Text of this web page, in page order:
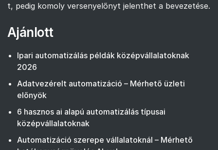
t, pedig komoly versenyelőnyt jelenthet a bevezetése.
Ajánlott
Ipari automatizálás példák középvállalatoknak
2026
Adatvezérelt automatizáció – Mérhető üzleti
előnyök
6 hasznos ai alapú automatizálás típusai
középvállalatoknak
Automatizáció szerepe vállalatoknál – Mérhető